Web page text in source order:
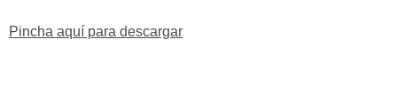
Pincha aquí para descargar